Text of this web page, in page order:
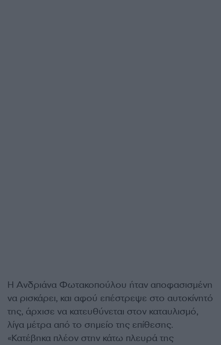
Η Ανδριάνα Φωτακοπούλου ήταν αποφασισμένη
να ρισκάρει, και αφού επέστρεψε στο αυτοκίνητό
της, άρχισε να κατευθύνεται στον καταυλισμό,
λίγα μέτρα από το σημείο της επίθεσης.
«Κατέβηκα πλέον στην κάτω πλευρά της